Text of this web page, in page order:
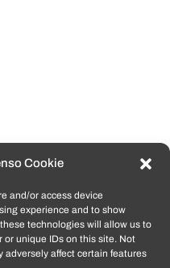
Cookie
and/or access device
experience and to show
technologies will allow us to
or unique IDs on this site. Not
adversely affect certain features